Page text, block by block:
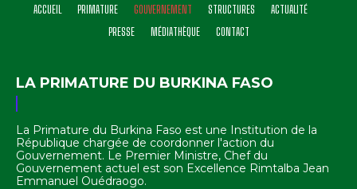
ACCUEIL PRIMATURE GOUVERNEMENT STRUCTURES
ACTUALITÉ
PRESSE
MÉDIATHÈQUE CONTACT
LA PRIMATURE DU BURKINA FASO
La Primature du Burkina Faso est une Institution de la
République chargée de coordonner l'action du
Gouvernement. Le Premier Ministre, Chef du
Gouvernement actuel est son Excellence Rimtalba Jean
Emmanuel Ouédraogo.